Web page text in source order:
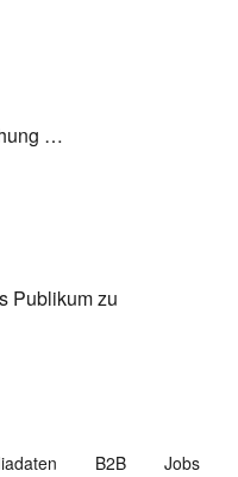
…
Publikum zu
B2B Jobs